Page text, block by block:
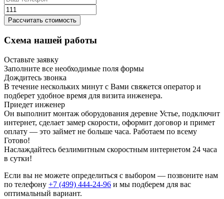
Рассчитать стоимость
Схема нашей работы
Оставьте заявку
Заполните все необходимые поля формы
Дождитесь звонка
В течение нескольких минут с Вами свяжется оператор и
подберет удобное время для визита инженера.
Приедет инженер
Он выполнит монтаж оборудования деревне Устье, подключит
интернет, сделает замер скорости, оформит договор и примет
оплату — это займет не больше часа. Работаем по всему
Готово!
Наслаждайтесь безлимитным скоростным интернетом 24 часа
в сутки!
Если вы не можете определиться с выбором — позвоните нам
по телефону +7 (499) 444-24-96 и мы подберем для вас
оптимальный вариант.